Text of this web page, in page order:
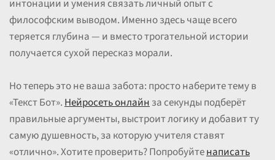
интонации и умения связать личный опыт с
философским выводом. Именно здесь чаще всего
теряется глубина — и вместо трогательной истории
получается сухой пересказ морали.
Но теперь это не ваша забота: просто наберите тему в
«Текст Бот».Нейросеть онлайнза секунды подберёт
правильные аргументы, выстроит логику и добавит ту
самую душевность, за которую учителя ставят
«отлично». Хотите проверить? Попробуйтенаписать